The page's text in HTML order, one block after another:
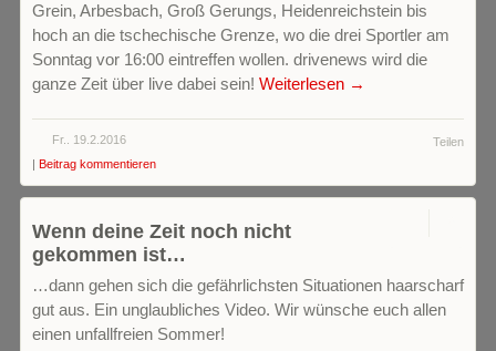
Grein, Arbesbach, Groß Gerungs, Heidenreichstein bis
hoch an die tschechische Grenze, wo die drei Sportler am
Sonntag vor 16:00 eintreffen wollen. drivenews wird die
ganze Zeit über live dabei sein! Weiterlesen →
Teilen
Fr.. 19.2.2016
| Beitrag kommentieren
Wenn deine Zeit noch nicht
gekommen ist…
…dann gehen sich die gefährlichsten Situationen haarscharf
gut aus. Ein unglaubliches Video. Wir wünsche euch allen
einen unfallfreien Sommer!